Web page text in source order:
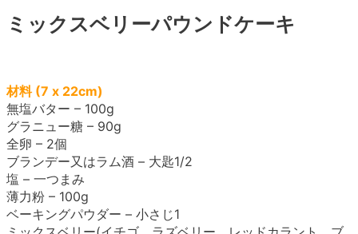
ミックスベリーパウンドケーキ
材料 (7 x 22cm)
無塩バター – 100g
グラニュー糖 – 90g
全卵 – 2個
ブランデー又はラム酒 – 大匙1/2
塩 – 一つまみ
薄力粉 – 100g
ベーキングパウダー – 小さじ1